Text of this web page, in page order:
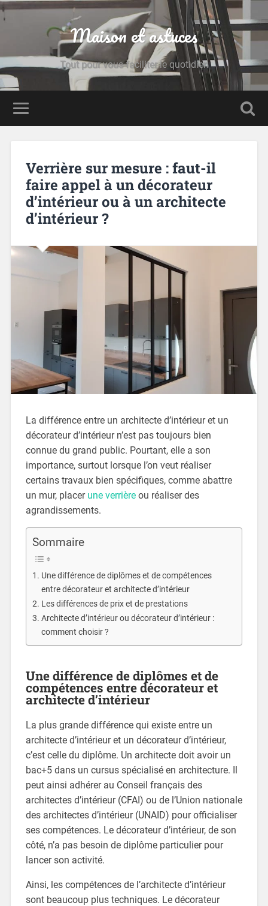
Maison et astuces
Tout pour vous faciliter le quotidien
Verrière sur mesure : faut-il
faire appel à un décorateur
d’intérieur ou à un architecte
d’intérieur ?
La différence entre un architecte d’intérieur et un
décorateur d’intérieur n’est pas toujours bien
connue du grand public. Pourtant, elle a son
importance, surtout lorsque l’on veut réaliser
certains travaux bien spécifiques, comme abattre
un mur, placer une verrièreou réaliser des
agrandissements.
Sommaire
Une différence de diplômes et de compétences
entre décorateur et architecte d’intérieur
Les différences de prix et de prestations
Architecte d’intérieur ou décorateur d’intérieur :
comment choisir ?
Une différence de diplômes et de
compétences entre décorateur et
architecte d’intérieur
La plus grande différence qui existe entre un
architecte d’intérieur et un décorateur d’intérieur,
c’est celle du diplôme. Un architecte doit avoir un
bac+5 dans un cursus spécialisé en architecture. Il
peut ainsi adhérer au Conseil français des
architectes d’intérieur (CFAI) ou de l’Union nationale
des architectes d’intérieur (UNAID) pour officialiser
ses compétences. Le décorateur d’intérieur, de son
côté, n’a pas besoin de diplôme particulier pour
lancer son activité.
Ainsi, les compétences de l’architecte d’intérieur
sont beaucoup plus techniques. Le décorateur